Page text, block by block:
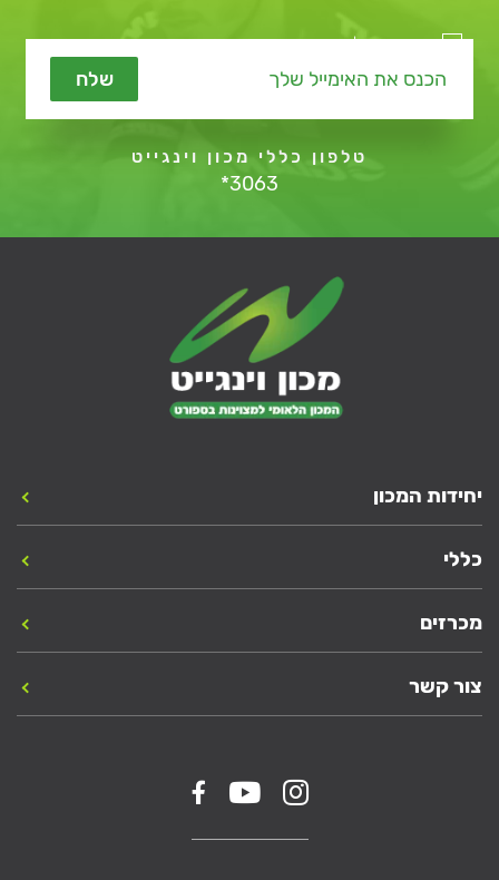
שלח
מאשר קבלת תכנים שיווקיים
טלפון כללי מכון וינגייט
*3063
יחידות המכון
כללי
מכרזים
צור קשר